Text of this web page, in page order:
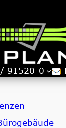
91520-0